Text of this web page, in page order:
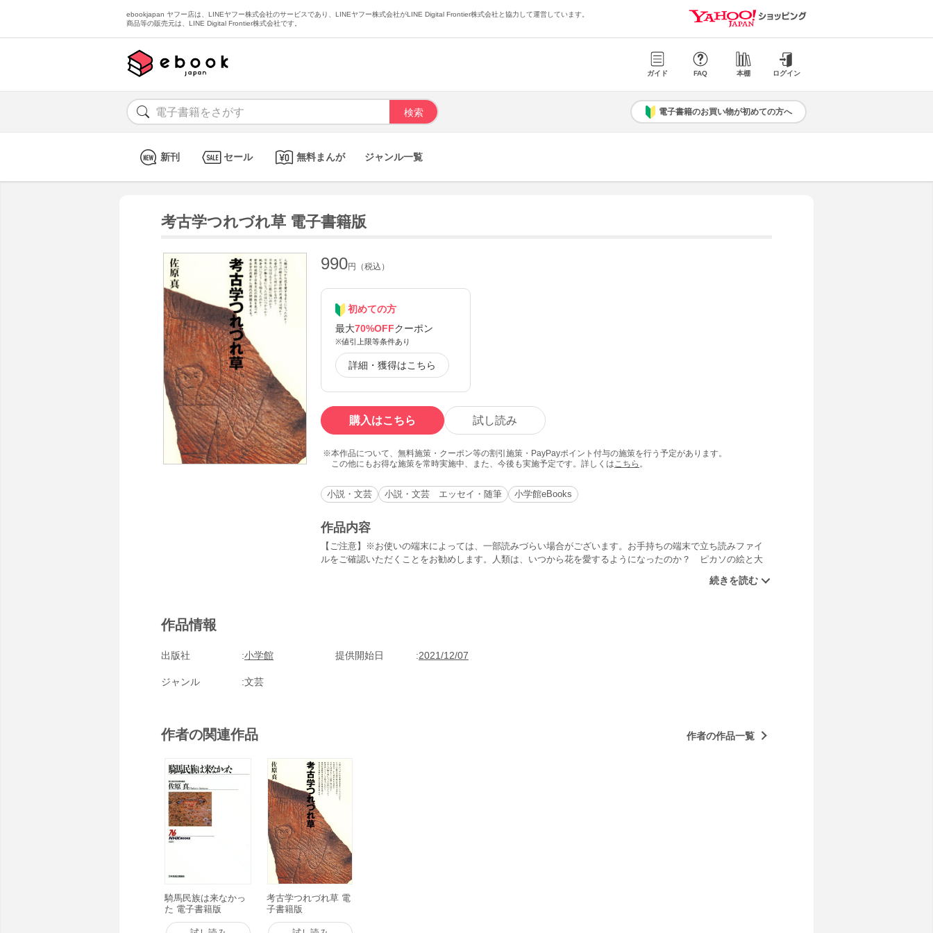
ebookjapan ヤフー店は、LINEヤフー株式会社のサービスであり、LINEヤフー株式会社がLINE Digital Frontier株式会社と協力して運営しています。
商品等の販売元は、LINE Digital Frontier株式会社です。
ガイド FAQ 本棚 ログイン
電子書籍のお買い物が初めての方へ
新刊 セール 無料まんが ジャンル一覧
考古学つれづれ草 電子書籍版
990円（税込）
初めての方
最大70%OFFクーポン
※値引上限等条件あり
詳細・獲得はこちら
購入はこちら 試し読み
本作品について、無料施策・クーポン等の割引施策・PayPayポイント付与の施策を行う予定があります。
この他にもお得な施策を常時実施中、また、今後も実施予定です。詳しくは こちら 。
小説・文芸 小説・文芸 エッセイ・随筆 小学館eBooks
作品内容
【ご注意】※お使いの端末によっては、一部読みづらい場合がございます。お手持ちの端末で立ち読みファイ
ルをご確認いただくことをお勧めします。人類は、いつから花を愛するようになったのか？ ピカソの絵と大
作品情報
出版社 小学館 提供開始日 2021/12/07
ジャンル 文芸
作者の関連作品 作者の作品一覧
騎馬民族は来なかっ
た 電子書籍版
考古学つれづれ草 電
子書籍版